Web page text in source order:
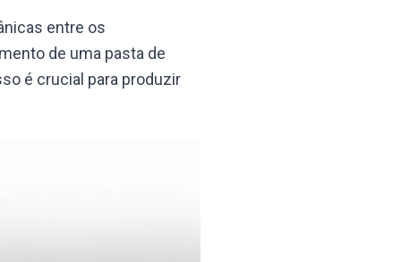
entre os
de uma pasta de
é crucial para produzir